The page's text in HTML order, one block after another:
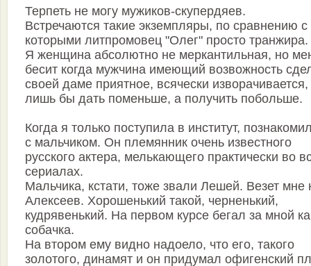
Терпеть не могу мужиков-скупердяев.
Встречаются такие экземпляры, по сравнению с
которыми литпромовец "Олег" просто транжира.
Я женщина абсолютно не меркантильная, но
бесит когда мужчина имеющий возвожность
своей даме приятное, всячески изворачивается,
лишь бы дать поменьше, а получить побольше.
Когда я только поступила в институт,
с мальчиком. Он племянник очень известного
русского актера, мелькающего практически во
сериалах.
Мальчика, кстати, тоже звали Лешей. Везет мне
Алексеев. Хорошенький такой, черненький,
кудрявенький. На первом курсе бегал за мной
собачка.
На втором ему видно надоело, что его, такого
золотого, динамят и он придумал офигенский